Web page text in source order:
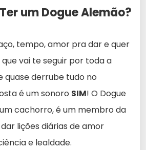
um Dogue Alemão?
tempo, amor pra dar e quer
vai te seguir por toda a
quase derrube tudo no
é um sonoro SIM! O Dogue
cachorro, é um membro da
lições diárias de amor
e lealdade.